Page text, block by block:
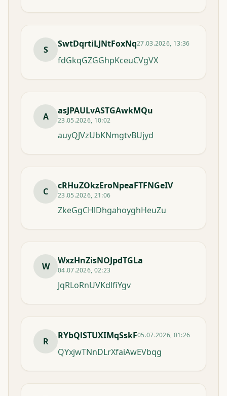
S
SwtDqrtiLJNtFoxNq27.03.2026, 13:36
fdGkqGZGGhpKceuCVgVX
A
asJPAULvASTGAwkMQu
23.05.2026, 10:02
auyQJVzUbKNmgtvBUjyd
C
cRHuZOkzEroNpeaFTFNGeIV
23.05.2026, 21:06
ZkeGgCHlDhgahoyghHeuZu
W
WxzHnZisNOJpdTGLa
04.07.2026, 02:23
JqRLoRnUVKdlfiYgv
R
RYbQlSTUXIMqSskF05.07.2026, 01:26
QYxjwTNnDLrXfaiAwEVbqg